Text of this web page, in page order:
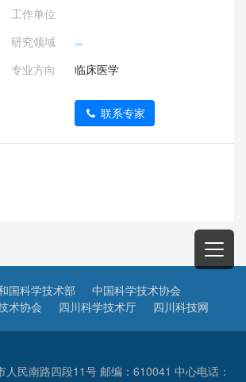
工作单位
研究领域
专业方向
临床医学
联系专家
国科学技术部
中国科学技术协会
术协会
四川科学技术厅 四川科技网
人民南路四段11号 邮编：610041 中心电话：